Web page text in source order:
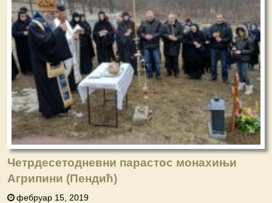
Четрдесетодневни парастос монахињи
Агрипини (Пендић)
фебруар 15, 2019